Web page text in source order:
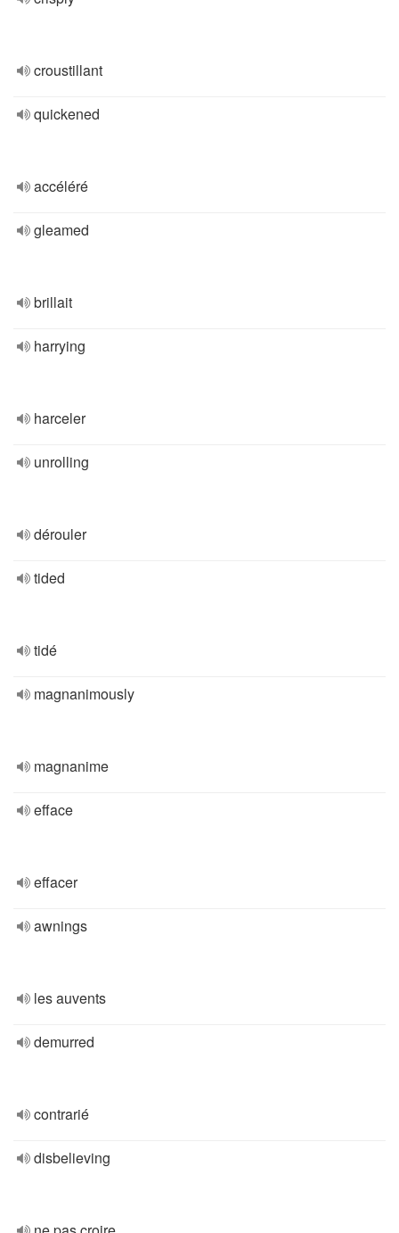
croustillant
quickened
accéléré
gleamed
brillait
harrying
harceler
unrolling
dérouler
tided
tidé
magnanimously
magnanime
efface
effacer
awnings
les auvents
demurred
contrarié
disbelieving